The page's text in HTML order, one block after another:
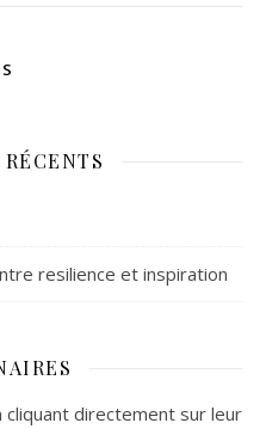
resilience et inspiration
directement sur leur